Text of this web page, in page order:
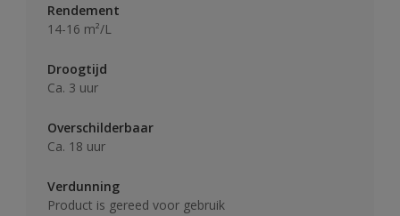
Rendement
14-16 m²/L
Droogtijd
Ca. 3 uur
Overschilderbaar
Ca. 18 uur
Verdunning
Product is gereed voor gebruik